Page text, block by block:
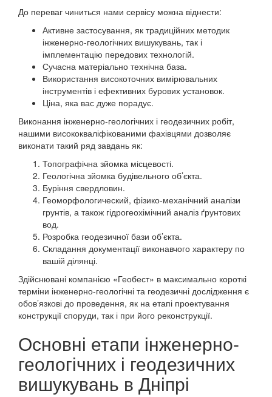
До переваг чиниться нами сервісу можна віднести:
Активне застосування, як традиційних методик
інженерно-геологічних вишукувань, так і
імплементацію передових технологій.
Сучасна матеріально технічна база.
Використання високоточних вимірювальних
інструментів і ефективних бурових установок.
Ціна, яка вас дуже порадує.
Виконання інженерно-геологічних і геодезичних робіт,
нашими висококваліфікованими фахівцями дозволяє
виконати такий ряд завдань як:
Топографічна зйомка місцевості.
Геологічна зйомка будівельного об’єкта.
Буріння свердловин.
Геоморфологический, фізико-механічний аналізи
грунтів, а також гідрогеохімічний аналіз ґрунтових
вод.
Розробка геодезичної бази об’єкта.
Складання документації виконавчого характеру по
вашій ділянці.
Здійснювані компанією «Геобест» в максимально короткі
терміни інженерно-геологічні та геодезичні дослідження є
обов’язкові до проведення, як на етапі проектування
конструкції споруди, так і при його реконструкції.
Основні етапи інженерно-
геологічних і геодезичних
вишукувань в Дніпрі